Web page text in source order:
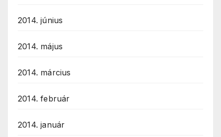
2014. június
2014. május
2014. március
2014. február
2014. január